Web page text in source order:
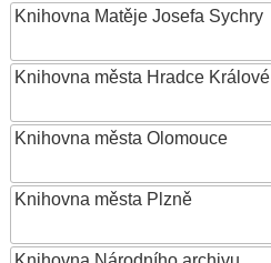
Knihovna Matěje Josefa Sychry
Knihovna města Hradce Králové
Knihovna města Olomouce
Knihovna města Plzně